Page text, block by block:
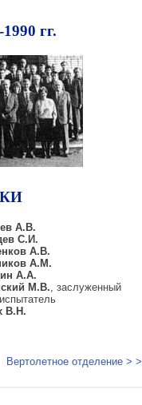
гг.
А.В.
С.И.
А.В.
A.M.
А.А.
М.В. , заслуженный
В.Н.
Вертолетное отделение > >